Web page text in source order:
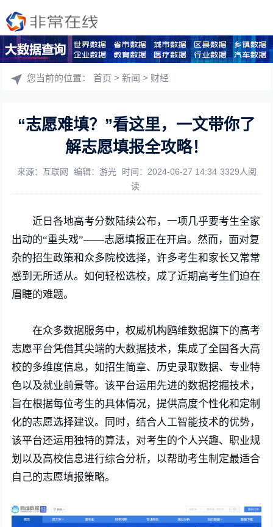
您当前的位置：首页 >新闻 > 财经
“志愿难填？”看这里，一文带你了
解志愿填报全攻略！
来源：互联网 编辑：游光 时间：2024-06-27 14:34 3329人阅
读
近日各地高考分数陆续公布，一项几乎要考生全家
出动的“重头戏”——志愿填报正在开启。然而，面对复
杂的招生政策和众多院校选择，许多考生和家长又常常
感到无所适从。如何轻松选校，成了近期高考生们迫在
眉睫的难题。
在众多数据服务中，权威机构鸥维数据旗下的高考
志愿平台凭借其尖端的大数据技术，集成了全国各大高
校的多维度信息，如招生简章、历史录取数据、专业特
色以及就业前景等。该平台运用先进的数据挖掘技术，
旨在根据每位考生的具体情况，提供高度个性化和定制
化的志愿选择建议。同时，结合人工智能技术的优势，
该平台还运用独特的算法，对考生的个人兴趣、职业规
划以及高校信息进行综合分析，以帮助考生制定最适合
自己的志愿填报策略。